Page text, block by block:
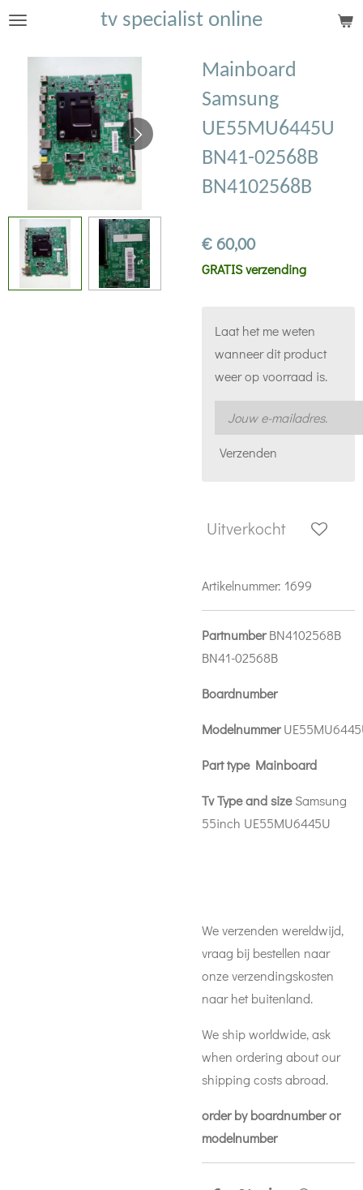
Ga
hoofdinhoud
tv specialist online
Mainboard
Samsung
UE55MU6445U
BN41-02568B
BN4102568B
€ 60,00
GRATIS verzending
Laat het me weten
wanneer dit product
weer op voorraad is.
Verzenden
Uitverkocht
Artikelnummer: 1699
PartnumberBN4102568B
BN41-02568B
Boardnumber
Modelnummer
Part type Mainboard
Tv Type and sizeSamsung
55inch UE55MU6445U
We verzenden wereldwijd,
vraag bij bestellen naar
onze verzendingskosten
naar het buitenland.
We ship worldwide, ask
when ordering about our
shipping costs abroad.
order by boardnumber or
modelnumber